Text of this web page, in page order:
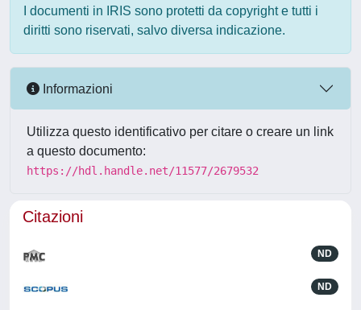
I documenti in IRIS sono protetti da copyright e tutti i
diritti sono riservati, salvo diversa indicazione.
Informazioni
Utilizza questo identificativo per citare o creare un link
a questo documento:
https://hdl.handle.net/11577/2679532
Citazioni
ND
ND